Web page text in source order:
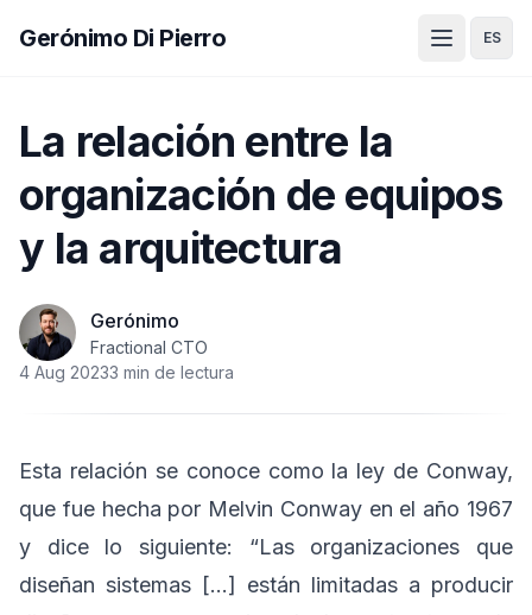
Gerónimo Di Pierro ES
La relación entre la
organización de equipos
y la arquitectura
Gerónimo
Fractional CTO
4 Aug 20233 min de lectura
Esta relación se conoce como la ley de Conway,
que fue hecha por Melvin Conway en el año 1967
y dice lo siguiente: “Las organizaciones que
diseñan sistemas […] están limitadas a producir